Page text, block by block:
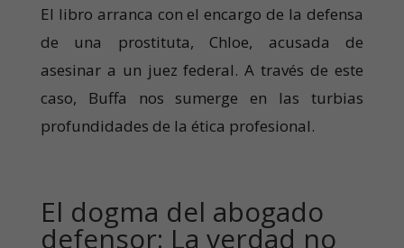
El libro arranca con el encargo de la defensa
de una prostituta, Chloe, acusada de
asesinar a un juez federal. A través de este
caso, Buffa nos sumerge en las turbias
profundidades de la ética profesional.
El dogma del abogado
defensor: La verdad no